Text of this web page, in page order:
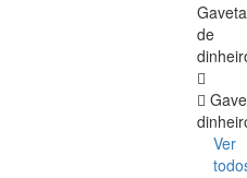
de
Ver